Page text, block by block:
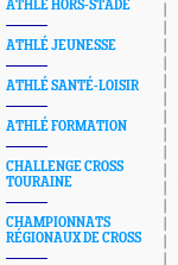
ATHLÉ HORS-STADE
ATHLÉ JEUNESSE
ATHLÉ SANTÉ-LOISIR
ATHLÉ FORMATION
CHALLENGE CROSS
TOURAINE
CHAMPIONNATS
RÉGIONAUX DE CROSS